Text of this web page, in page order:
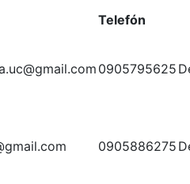
Telefón
0905795625
0905886275